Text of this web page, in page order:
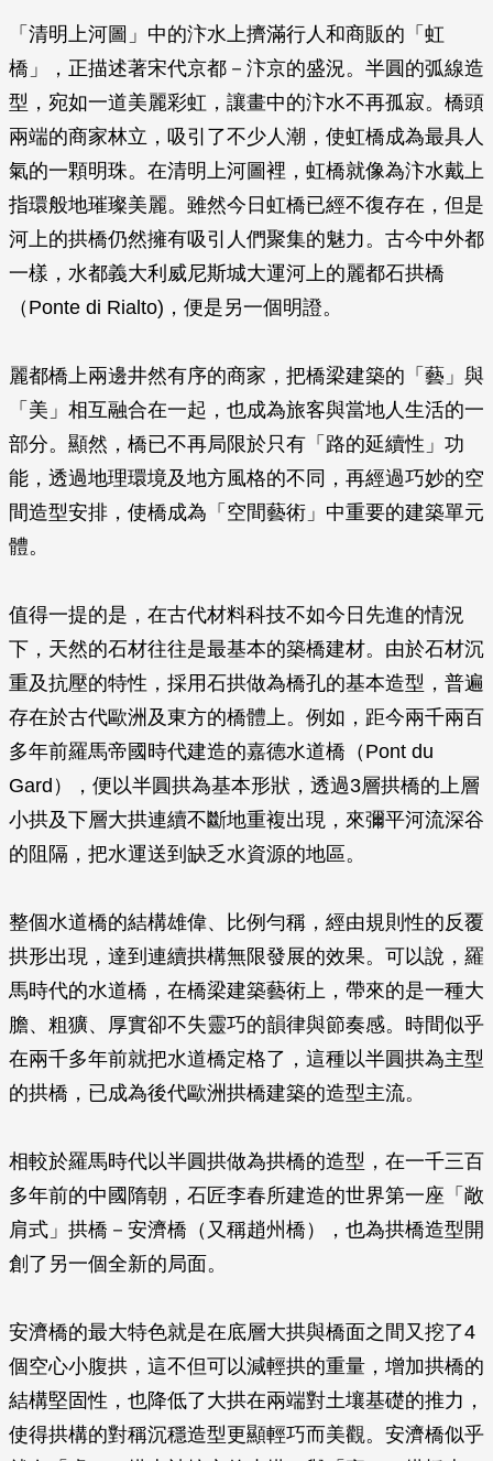
「清明上河圖」中的汴水上擠滿行人和商販的「虹
橋」，正描述著宋代京都－汴京的盛況。半圓的弧線造
型，宛如一道美麗彩虹，讓畫中的汴水不再孤寂。橋頭
兩端的商家林立，吸引了不少人潮，使虹橋成為最具人
氣的一顆明珠。在清明上河圖裡，虹橋就像為汴水戴上
指環般地璀璨美麗。雖然今日虹橋已經不復存在，但是
河上的拱橋仍然擁有吸引人們聚集的魅力。古今中外都
一樣，水都義大利威尼斯城大運河上的麗都石拱橋
（Ponte di Rialto)，便是另一個明證。
麗都橋上兩邊井然有序的商家，把橋梁建築的「藝」與
「美」相互融合在一起，也成為旅客與當地人生活的一
部分。顯然，橋已不再局限於只有「路的延續性」功
能，透過地理環境及地方風格的不同，再經過巧妙的空
間造型安排，使橋成為「空間藝術」中重要的建築單元
體。
值得一提的是，在古代材料科技不如今日先進的情況
下，天然的石材往往是最基本的築橋建材。由於石材沉
重及抗壓的特性，採用石拱做為橋孔的基本造型，普遍
存在於古代歐洲及東方的橋體上。例如，距今兩千兩百
多年前羅馬帝國時代建造的嘉德水道橋（Pont du
Gard），便以半圓拱為基本形狀，透過3層拱橋的上層
小拱及下層大拱連續不斷地重複出現，來彌平河流深谷
的阻隔，把水運送到缺乏水資源的地區。
整個水道橋的結構雄偉、比例勻稱，經由規則性的反覆
拱形出現，達到連續拱構無限發展的效果。可以說，羅
馬時代的水道橋，在橋梁建築藝術上，帶來的是一種大
膽、粗獷、厚實卻不失靈巧的韻律與節奏感。時間似乎
在兩千多年前就把水道橋定格了，這種以半圓拱為主型
的拱橋，已成為後代歐洲拱橋建築的造型主流。
相較於羅馬時代以半圓拱做為拱橋的造型，在一千三百
多年前的中國隋朝，石匠李春所建造的世界第一座「敞
肩式」拱橋－安濟橋（又稱趙州橋），也為拱橋造型開
創了另一個全新的局面。
安濟橋的最大特色就是在底層大拱與橋面之間又挖了4
個空心小腹拱，這不但可以減輕拱的重量，增加拱橋的
結構堅固性，也降低了大拱在兩端對土壤基礎的推力，
使得拱構的對稱沉穩造型更顯輕巧而美觀。安濟橋似乎